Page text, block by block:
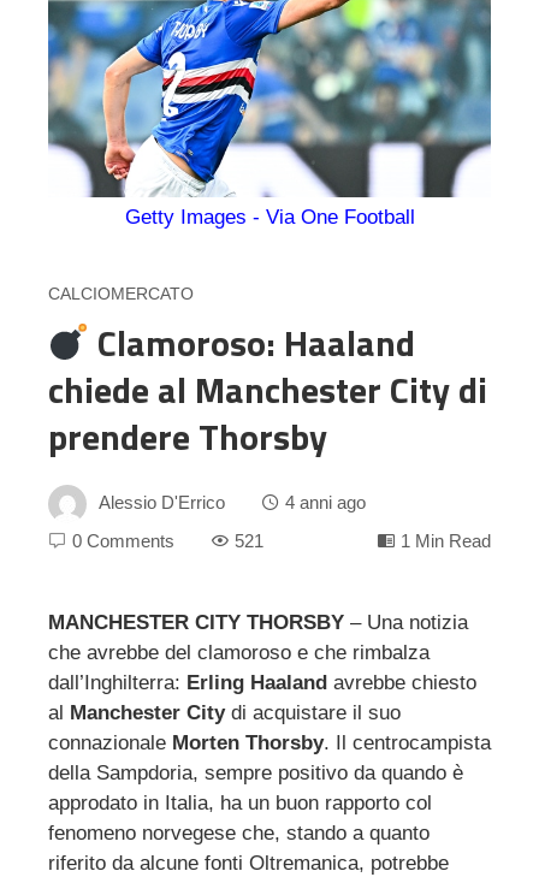
Getty Images - Via One Football
CALCIOMERCATO
Clamoroso: Haaland
chiede al Manchester City di
prendere Thorsby
Alessio D'Errico
4 anni ago
0 Comments
521 1 Min Read
MANCHESTER CITY THORSBY – Una notizia
che avrebbe del clamoroso e che rimbalza
dall’Inghilterra: Erling Haaland avrebbe chiesto
al Manchester Citydi acquistare il suo
connazionale Morten Thorsby. Il centrocampista
della Sampdoria, sempre positivo da quando è
approdato in Italia, ha un buon rapporto col
fenomeno norvegese che, stando a quanto
riferito da alcune fonti Oltremanica, potrebbe